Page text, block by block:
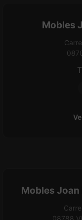
Mobles
Mobles
08788